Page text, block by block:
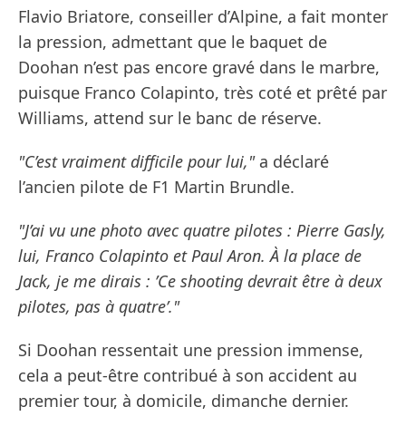
Flavio Briatore, conseiller d’Alpine, a fait monter
la pression, admettant que le baquet de
Doohan n’est pas encore gravé dans le marbre,
puisque Franco Colapinto, très coté et prêté par
Williams, attend sur le banc de réserve.
"C’est vraiment difficile pour lui,"a déclaré
l’ancien pilote de F1 Martin Brundle.
"J’ai vu une photo avec quatre pilotes : Pierre Gasly,
lui, Franco Colapinto et Paul Aron. À la place de
Jack, je me dirais : ’Ce shooting devrait être à deux
pilotes, pas à quatre’."
Si Doohan ressentait une pression immense,
cela a peut-être contribué à son accident au
premier tour, à domicile, dimanche dernier.